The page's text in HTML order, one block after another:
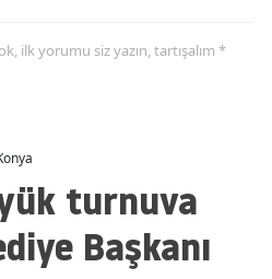
Kastamonu
Konya
ilk yorumu siz yazın, tartışalım *
turnuva
Başkanı